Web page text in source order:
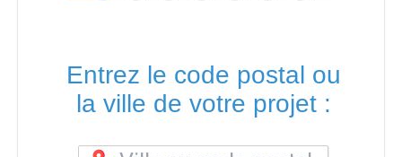
Entrez le code postal ou
la ville de votre projet :